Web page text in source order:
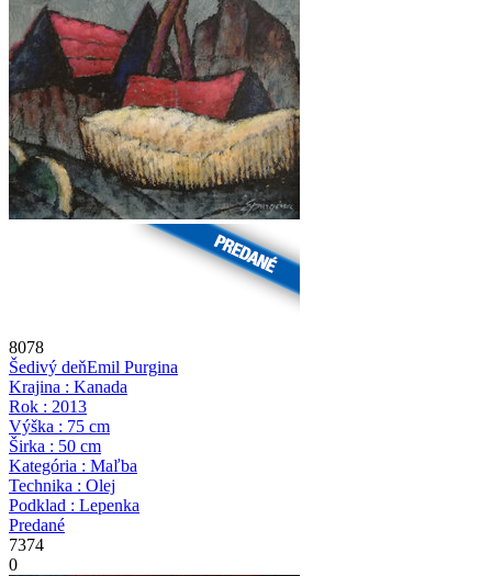
8078
Šedivý deňEmil Purgina
Krajina : Kanada
Rok : 2013
Výška : 75 cm
Širka : 50 cm
Kategória : Maľba
Technika : Olej
Podklad : Lepenka
Predané
7374
0